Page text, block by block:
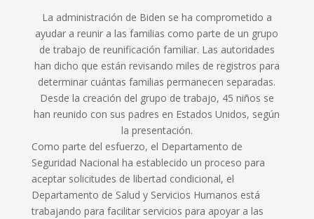
La administración de Biden se ha comprometido a
ayudar a reunir a las familias como parte de un grupo
de trabajo de reunificación familiar. Las autoridades
han dicho que están revisando miles de registros para
determinar cuántas familias permanecen separadas.
Desde la creación del grupo de trabajo, 45 niños se
han reunido con sus padres en Estados Unidos, según
la presentación.
Como parte del esfuerzo, el Departamento de
Seguridad Nacional ha establecido un proceso para
aceptar solicitudes de libertad condicional, el
Departamento de Salud y Servicios Humanos está
trabajando para facilitar servicios para apoyar a las